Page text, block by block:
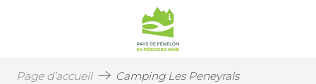
Page d’accueil Camping Les Peneyrals